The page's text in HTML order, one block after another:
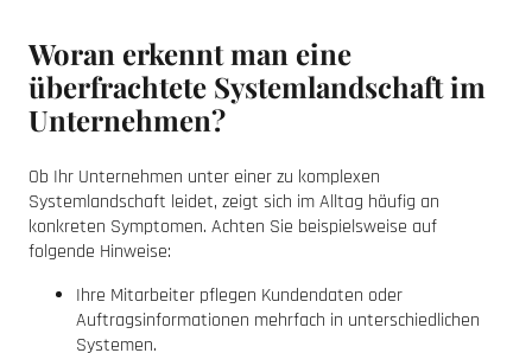
Woran erkennt man eine
überfrachtete Systemlandschaft im
Unternehmen?
Ob Ihr Unternehmen unter einer zu komplexen
Systemlandschaft leidet, zeigt sich im Alltag häufig an
konkreten Symptomen. Achten Sie beispielsweise auf
folgende Hinweise:
Ihre Mitarbeiter pflegen Kundendaten oder
Auftragsinformationen mehrfach in unterschiedlichen
Systemen.